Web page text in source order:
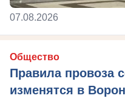
07.08.2026
Общество
Правила провоза
изменятся в